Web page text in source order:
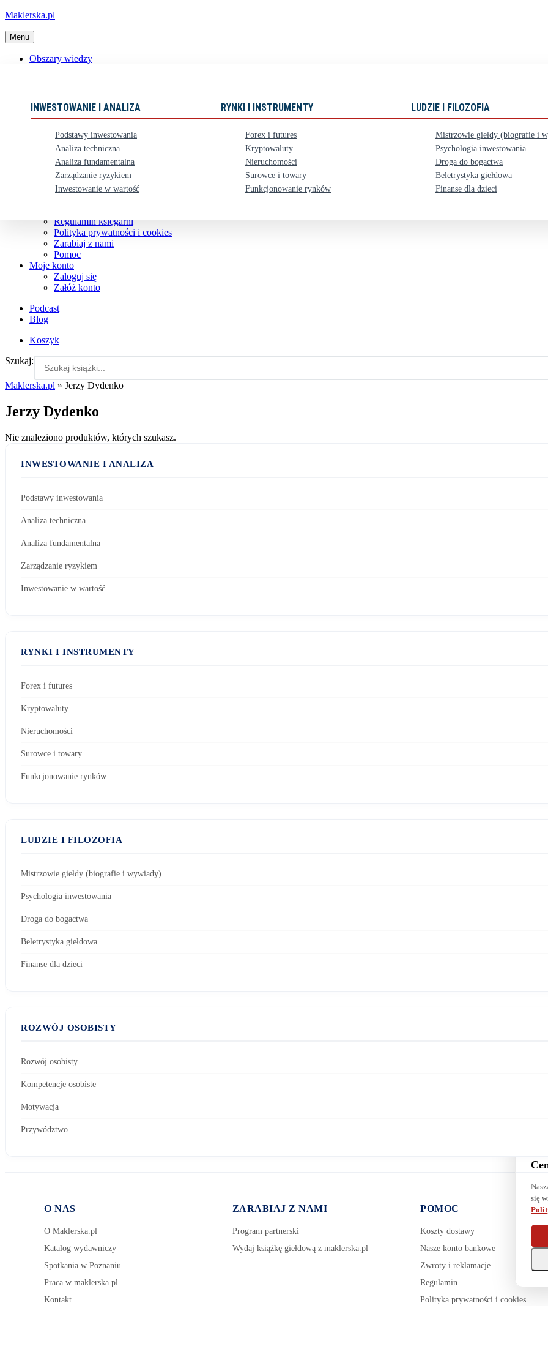
Maklerska.pl
Menu
Obszary wiedzy
INWESTOWANIE I ANALIZA
Podstawy inwestowania
Analiza techniczna
Analiza fundamentalna
Zarządzanie ryzykiem
Inwestowanie w wartość
RYNKI I INSTRUMENTY
Forex i futures
Kryptowaluty
Nieruchomości
Surowce i towary
Funkcjonowanie rynków
LUDZIE I FILOZOFIA
Mistrzowie giełdy (biografie i
Psychologia inwestowania
Droga do bogactwa
Beletrystyka giełdowa
Finanse dla dzieci
Ebooki
Karty upominkowe
⏳ Zapowiedzi
Obsługa klienta
Koszty dostawy
Nasze konto bankowe
Regulamin księgarni
Polityka prywatności i cookies
Zarabiaj z nami
Pomoc
Moje konto
Zaloguj się
Załóż konto
Podcast
Blog
Koszyk
Szukaj:
Maklerska.pl » Jerzy Dydenko
Jerzy Dydenko
Nie znaleziono produktów, których szukasz.
INWESTOWANIE I ANALIZA
Podstawy inwestowania
Analiza techniczna
Analiza fundamentalna
Zarządzanie ryzykiem
Inwestowanie w wartość
RYNKI I INSTRUMENTY
Forex i futures
Kryptowaluty
Nieruchomości
Surowce i towary
Funkcjonowanie rynków
LUDZIE I FILOZOFIA
Mistrzowie giełdy (biografie i wywiady)
Psychologia inwestowania
Droga do bogactwa
Beletrystyka giełdowa
Finanse dla dzieci
ROZWÓJ OSOBISTY
Rozwój osobisty
Kompetencje osobiste
Motywacja
Przywództwo
O NAS
O Maklerska.pl
Katalog wydawniczy
Spotkania w Poznaniu
Praca w maklerska.pl
Kontakt
ZARABIAJ Z NAMI
Program partnerski
Wydaj książkę giełdową z maklerska.pl
POMOC
Koszty dostawy
Nasze konto bankowe
Zwroty i reklamacje
Regulamin
Polityka prywatności i cookies
się